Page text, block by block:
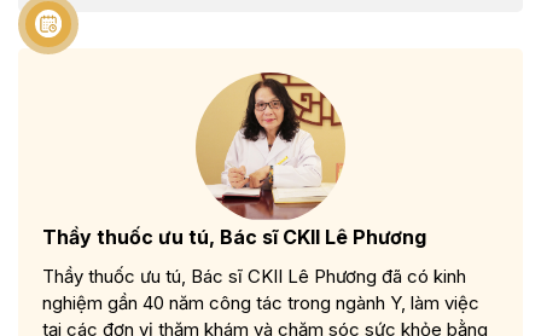
Thầy thuốc ưu tú, Bác sĩ CKII Lê Phương
Thầy thuốc ưu tú, Bác sĩ CKII Lê Phương đã có kinh
nghiệm gần 40 năm công tác trong ngành Y, làm việc
tại các đơn vị thăm khám và chăm sóc sức khỏe bằng